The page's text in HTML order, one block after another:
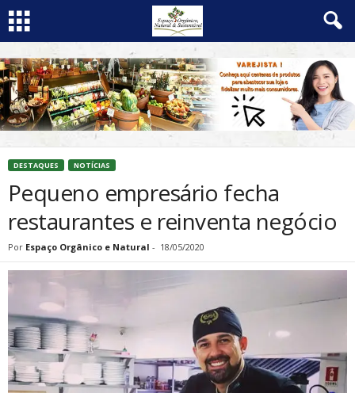
DESTAQUES NOTÍCIAS
Pequeno empresário fecha
restaurantes e reinventa negócio
Por Espaço Orgânico e Natural - 18/05/2020